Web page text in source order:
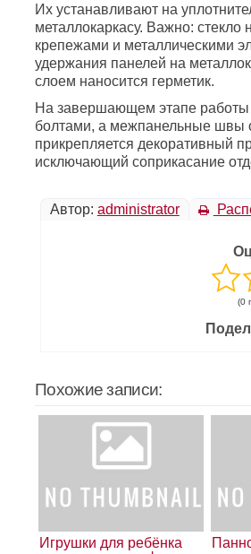
Их устанавливают на
металлокаркасу. Важно: стекло
крепежами и металлическими
удержания панелей на
слоем наносится герметик.
На завершающем этапе работы
болтами, а межпанельные швы
прикрепляется декоративный
исключающий соприкасание
Автор: administrator
(0
Похожие записи:
Игрушки для ребёнка